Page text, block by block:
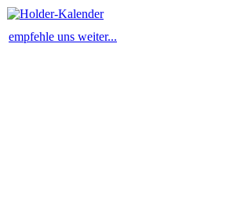
empfehle uns weiter...